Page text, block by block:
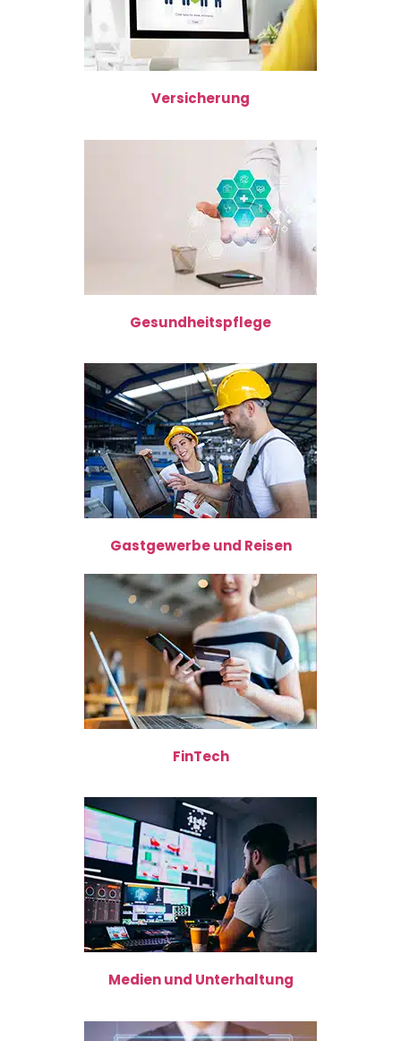
Versicherung
Gesundheitspflege
Gastgewerbe und Reisen
FinTech
Medien und Unterhaltung